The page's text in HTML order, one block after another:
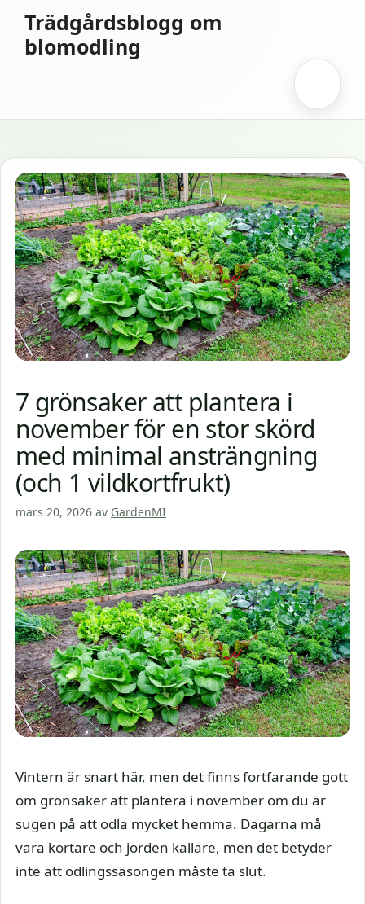
innehåll
Trädgårdsblogg om
blomodling
7 grönsaker att plantera i
november för en stor skörd
med minimal ansträngning
(och 1 vildkortfrukt)
mars 20, 2026 av GardenMI
Vintern är snart här, men det finns fortfarande gott
om grönsaker att plantera i november om du är
sugen på att odla mycket hemma. Dagarna må
vara kortare och jorden kallare, men det betyder
inte att odlingssäsongen måste ta slut.